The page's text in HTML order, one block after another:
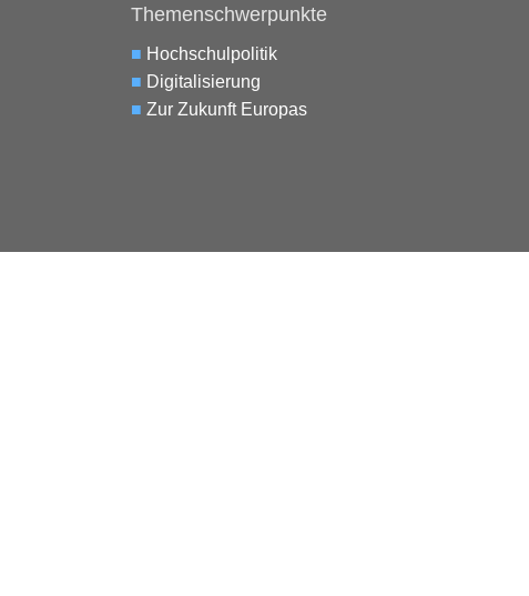
Themenschwerpunkte
■ Hochschulpolitik
■ Digitalisierung
■ Zur Zukunft Europas